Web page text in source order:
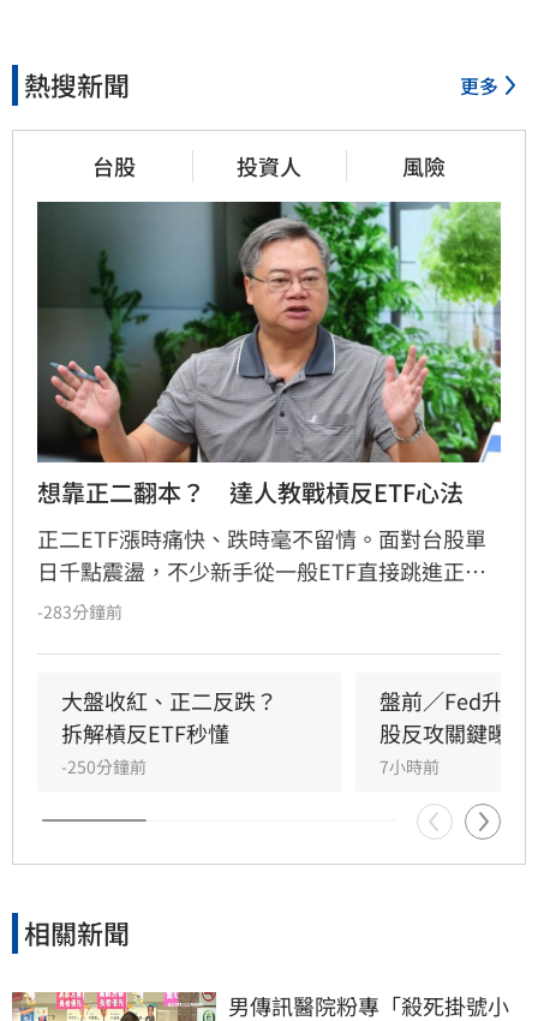
熱搜新聞 更多
台股 投資人 風險
想靠正二翻本？　達人教戰槓反ETF心法
正二ETF漲時痛快、跌時毫不留情。面對台股單
日千點震盪，不少新手從一般ETF直接跳進正
二，誤把2倍槓桿當成2倍勝率。其實，最大風險
震盪行情下，投資游刃有餘。
-283分鐘前
大盤收紅、正二反跌？
拆解槓反ETF秒懂
-250分鐘前
盤前／Fed升息
股反攻關鍵曝光
7小時前
相關新聞
男傳訊醫院粉專「殺死掛號小